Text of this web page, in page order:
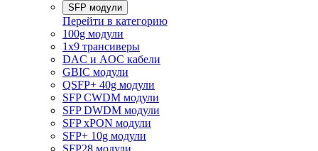
SFP модули
Перейти в категорию
100g модули
1x9 трансиверы
DAC и AOC кабели
GBIC модули
QSFP+ 40g модули
SFP CWDM модули
SFP DWDM модули
SFP xPON модули
SFP+ 10g модули
SFP28 модули